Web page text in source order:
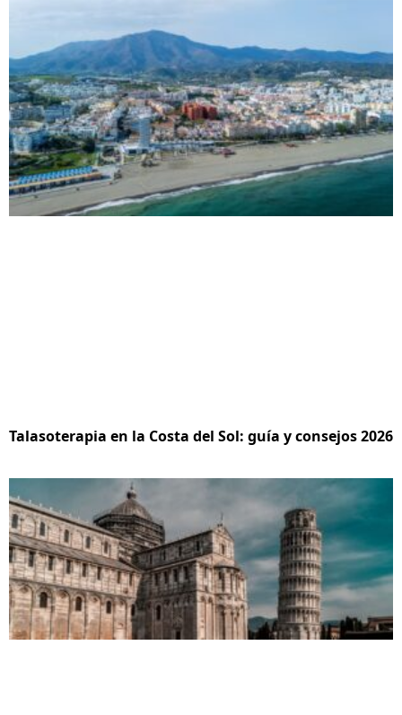
Talasoterapia en la Costa del Sol: guía y consejos 2026